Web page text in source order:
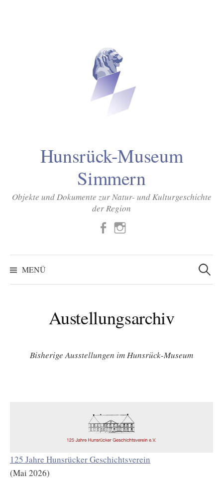
Hunsrück-Museum
Simmern
Objekte und Dokumente zur Natur- und Kulturgeschichte
der Region
FB
MENÜ
Suchen
nach:
Austellungsarchiv
Bisherige Ausstellungen im Hunsrück-Museum
125 Jahre Hunsrücker Geschichtsverein
(Mai 2026)